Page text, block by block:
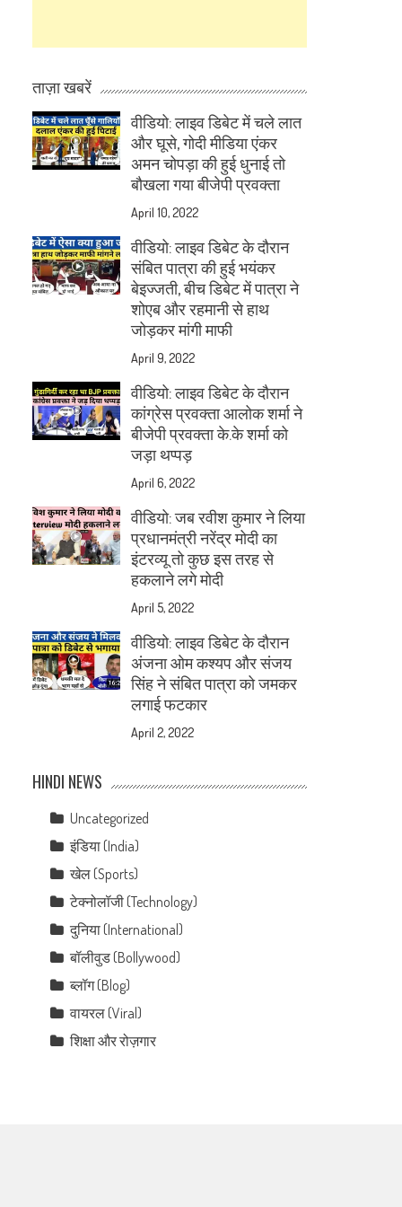
ताज़ा खबरें
वीडियो: लाइव डिबेट में चले लात
और घूसे, गोदी मीडिया एंकर
अमन चोपड़ा की हुई धुनाई तो
बौखला गया बीजेपी प्रवक्ता
April 10, 2022
वीडियो: लाइव डिबेट के दौरान
संबित पात्रा की हुई भयंकर
बेइज्जती, बीच डिबेट में पात्रा ने
शोएब और रहमानी से हाथ
जोड़कर मांगी माफी
April 9, 2022
वीडियो: लाइव डिबेट के दौरान
कांग्रेस प्रवक्ता आलोक शर्मा ने
बीजेपी प्रवक्ता के.के शर्मा को
जड़ा थप्पड़
April 6, 2022
वीडियो: जब रवीश कुमार ने लिया
प्रधानमंत्री नरेंद्र मोदी का
इंटरव्यू तो कुछ इस तरह से
हकलाने लगे मोदी
April 5, 2022
वीडियो: लाइव डिबेट के दौरान
अंजना ओम कश्यप और संजय
सिंह ने संबित पात्रा को जमकर
लगाई फटकार
April 2, 2022
HINDI NEWS
Uncategorized
इंडिया (India)
खेल (Sports)
टेक्नोलॉजी (Technology)
दुनिया (International)
बॉलीवुड (Bollywood)
ब्लॉग (Blog)
वायरल (Viral)
शिक्षा और रोज़गार